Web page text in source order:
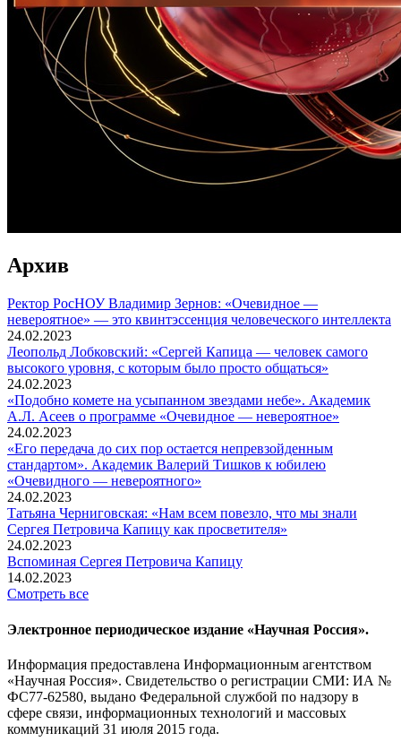
Архив
Ректор РосНОУ Владимир Зернов: «Очевидное —
невероятное» — это квинтэссенция человеческого интеллекта
24.02.2023
Леопольд Лобковский: «Сергей Капица — человек самого
высокого уровня, с которым было просто общаться»
24.02.2023
«Подобно комете на усыпанном звездами небе». Академик
А.Л. Асеев о программе «Очевидное — невероятное»
24.02.2023
«Его передача до сих пор остается непревзойденным
стандартом». Академик Валерий Тишков к юбилею
«Очевидного — невероятного»
24.02.2023
Татьяна Черниговская: «Нам всем повезло, что мы знали
Сергея Петровича Капицу как просветителя»
24.02.2023
Вспоминaя Сергея Петровича Капицу
14.02.2023
Смотреть все
Электронное периодическое издание «Научная Россия».
Информация предоставлена Информационным агентством
«Научная Россия». Свидетельство о регистрации СМИ: ИА №
ФС77-62580, выдано Федеральной службой по надзору в
сфере связи, информационных технологий и массовых
коммуникаций 31 июля 2015 года.